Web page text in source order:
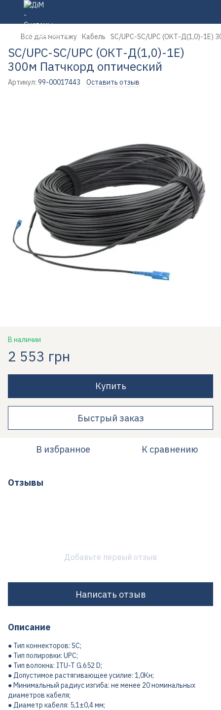
Все для монтажу Кабель SC/UPC-SC/UPC (ОКТ-Д(1,0)-1Е)
SC/UPC-SC/UPC (ОКТ-Д(1,0)-1Е)
300м Патчкорд оптический
Артикул: 99-00017443 Оставить отзыв
В наличии
2 553 грн
Купить
Быстрый заказ
В избранное К сравнению
Отзывы
Добавьте первый отзыв
Написать отзыв
Описание
● Тип коннекторов: SC;
● Тип полировки: UPC;
● Тип волокна: ITU-T G.652 D;
● Допустимое растягивающее усилие: 1,0Кн;
● Минимальный радиус изгиба: не менее 20 номинальных
диаметров кабеля;
● Диаметр кабеля: 5,1±0,4 мм;